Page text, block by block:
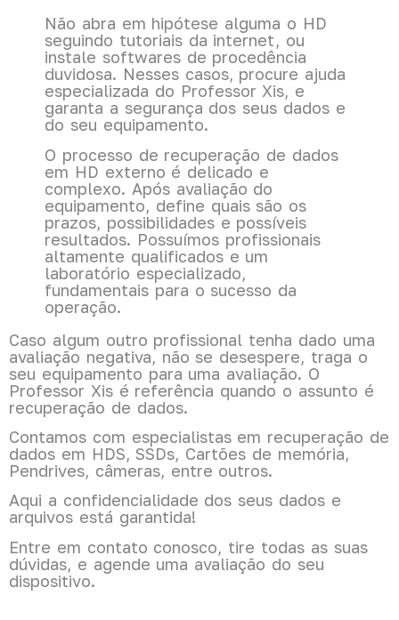
Não abra em hipótese alguma o HD
seguindo tutoriais da internet, ou
instale softwares de procedência
duvidosa. Nesses casos, procure ajuda
especializada do Professor Xis, e
garanta a segurança dos seus dados e
do seu equipamento.
O processo de recuperação de dados
em HD externo é delicado e
complexo. Após avaliação do
equipamento, define quais são os
prazos, possibilidades e possíveis
resultados. Possuímos profissionais
altamente qualificados e um
laboratório especializado,
fundamentais para o sucesso da
operação.
Caso algum outro profissional tenha dado uma
avaliação negativa, não se desespere, traga o
seu equipamento para uma avaliação. O
Professor Xis é referência quando o assunto é
recuperação de dados.
Contamos com especialistas em recuperação de
dados em HDS, SSDs, Cartões de memória,
Pendrives, câmeras, entre outros.
Aqui a confidencialidade dos seus dados e
arquivos está garantida!
Entre em contato conosco, tire todas as suas
dúvidas, e agende uma avaliação do seu
dispositivo.